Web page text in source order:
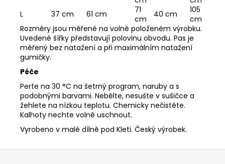
L
37 cm 61 cm
71
cm
40 cm
105
cm
Rozměry jsou měřené na volně položeném výrobku.
Uvedené šířky představují polovinu obvodu. Pas je
měřený bez natažení a při maximálním natažení
gumičky.
Péče
Perte na 30 °C na šetrný program, naruby a s
podobnými barvami. Nebělte, nesušte v sušičce a
žehlete na nízkou teplotu. Chemicky nečistěte.
Kalhoty nechte volně uschnout.
Vyrobeno v malé dílně pod Kleti. Český výrobek.
Z